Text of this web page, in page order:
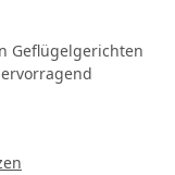
Geflügelgerichten